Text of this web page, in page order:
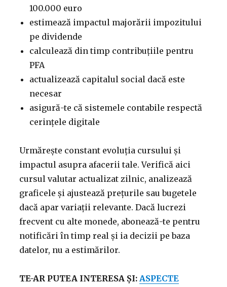
100.000 euro
estimează impactul majorării impozitului
pe dividende
calculează din timp contribuțiile pentru
PFA
actualizează capitalul social dacă este
necesar
asigură-te că sistemele contabile respectă
cerințele digitale
Urmărește constant evoluția cursului și
impactul asupra afacerii tale. Verifică aici
cursul valutar actualizat zilnic, analizează
graficele și ajustează prețurile sau bugetele
dacă apar variații relevante. Dacă lucrezi
frecvent cu alte monede, abonează-te pentru
notificări în timp real și ia decizii pe baza
datelor, nu a estimărilor.
TE-AR PUTEA INTERESA ȘI: ASPECTE